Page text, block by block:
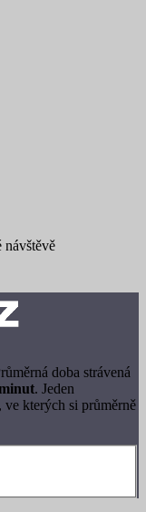
návštěvě
doba strávená
. Jeden
, ve kterých si průměrně